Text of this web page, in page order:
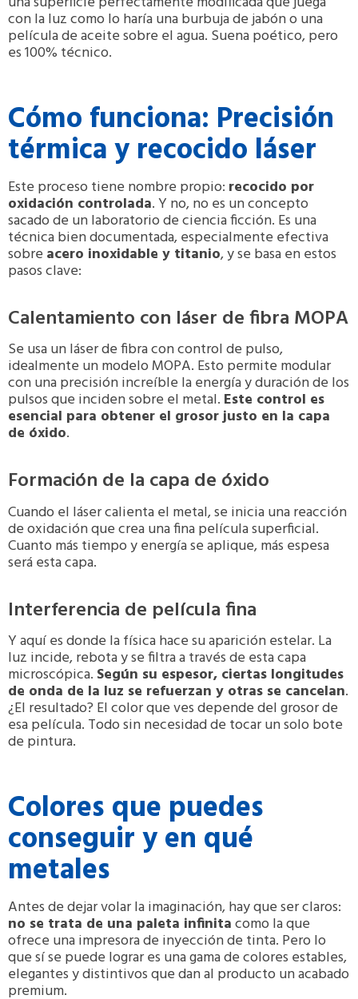
con la luz como lo haría una burbuja de jabón o una
película de aceite sobre el agua. Suena poético, pero
es 100% técnico.
Cómo funciona: Precisión
térmica y recocido láser
Este proceso tiene nombre propio: recocido por
oxidación controlada. Y no, no es un concepto
sacado de un laboratorio de ciencia ficción. Es una
técnica bien documentada, especialmente efectiva
sobre acero inoxidable y titanio, y se basa en estos
pasos clave:
Calentamiento con láser de fibra MOPA
Se usa un láser de fibra con control de pulso,
idealmente un modelo MOPA. Esto permite modular
con una precisión increíble la energía y duración de los
pulsos que inciden sobre el metal. Este control es
esencial para obtener el grosor justo en la capa
de óxido.
Formación de la capa de óxido
Cuando el láser calienta el metal, se inicia una reacción
de oxidación que crea una fina película superficial.
Cuanto más tiempo y energía se aplique, más espesa
será esta capa.
Interferencia de película fina
Y aquí es donde la física hace su aparición estelar. La
luz incide, rebota y se filtra a través de esta capa
microscópica. Según su espesor, ciertas longitudes
de onda de la luz se refuerzan y otras se cancelan.
¿El resultado? El color que ves depende del grosor de
esa película. Todo sin necesidad de tocar un solo bote
de pintura.
Colores que puedes
conseguir y en qué
metales
Antes de dejar volar la imaginación, hay que ser claros:
no se trata de una paleta infinitacomo la que
ofrece una impresora de inyección de tinta. Pero lo
que sí se puede lograr es una gama de colores estables,
elegantes y distintivos que dan al producto un acabado
premium.